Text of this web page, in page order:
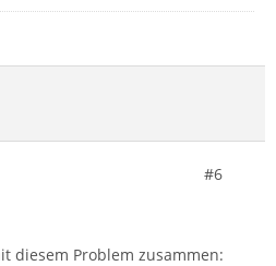
#6
diesem Problem zusammen: